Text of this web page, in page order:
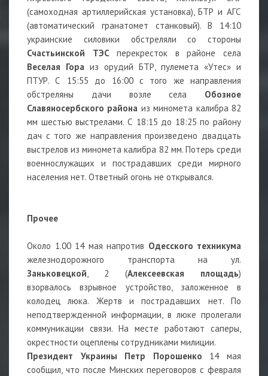
(самоходная артиллерийская установка), БТР и АГС
(автоматический гранатомет станковый). В 14:10
украинские силовики обстреляли со стороны
Счастьинской
ТЭСперекресток в районе села
Веселая Гора из орудий БТР, пулемета «Утес» и
ПТУР. С 15:55 до 16:00 с того же направления
обстреляны дачи возле села Обозное
Славяносербского района из миномета калибра 82
мм шестью выстрелами. С 18:15 до 18:25 по району
дач с того же направления произведено двадцать
выстрелов из миномета калибра 82 мм. Потерь среди
военнослужащих и пострадавших среди мирного
населения нет. Ответный огонь не открывался.
Прочее
Около 1.00 14 мая напротив Одесского техникума
железнодорожного транспорта на ул.
Заньковецкой, 2 (Алексеевская площадь)
взорвалось взрывное устройство, заложенное в
колодец люка. Жертв и пострадавших нет. По
неподтвержденной информации, в люке пролегали
коммуникации связи. На месте работают саперы,
окрестности оцеплены сотрудниками милиции.
Президент Украины Петр Порошенко 14 мая
сообщил, что после Минских переговоров с февраля